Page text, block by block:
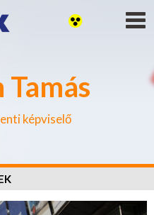
Tamás
képviselő